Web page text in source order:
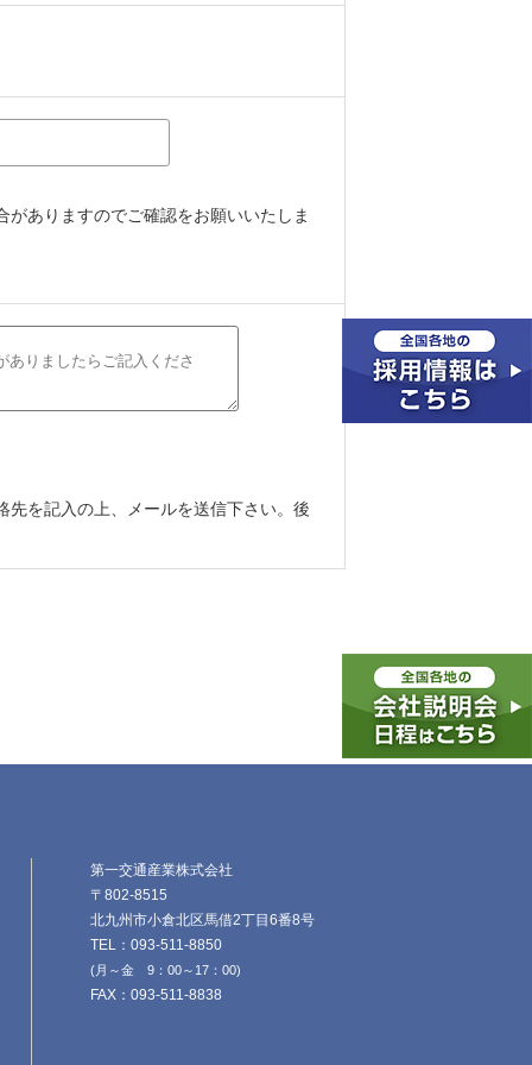
ありますのでご確認をお願いいたしま
を記入の上、メールを送信下さい。後
第一交通産業株式会社
〒802-8515
北九州市小倉北区馬借2丁目6番8号
TEL：093-511-8850
(月～金 9：00～17：00)
FAX：093-511-8838